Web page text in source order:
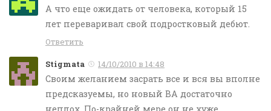
А что еще ожидать от человека, который 15
лет переваривал свой подростковый дебют.
Ответить
Stigmata 14/10/2010 в 14:48
Своим желанием засрать все и вся вы вполне
предсказуемы, но новый BA достаточно